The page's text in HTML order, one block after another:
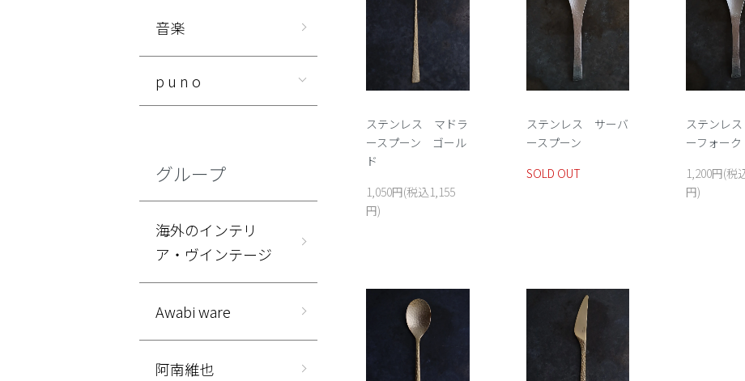
ステンレス マドラ
ースプーン ゴール
ド
1,050円(税込1,155
円)
ステンレス サーバ
ースプーン
SOLD OUT
ステンレ
ーフォーク
1,200円(税
円)
音楽
p u n o
グループ
海外のインテリ
ア・ヴインテージ
Awabi ware
阿南維也